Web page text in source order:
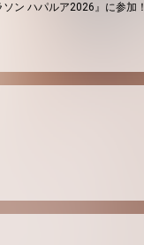
ン ハパルア2026』に参加！